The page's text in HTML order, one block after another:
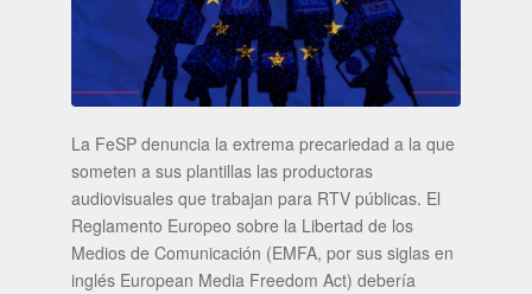
La FeSP denuncia la extrema precariedad a la que
someten a sus plantillas las productoras
audiovisuales que trabajan para RTV públicas. El
Reglamento Europeo sobre la Libertad de los
Medios de Comunicación (EMFA, por sus siglas en
inglés European Media Freedom Act) debería